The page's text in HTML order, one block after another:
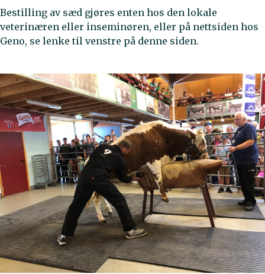
Bestilling av sæd gjøres enten hos den lokale
veterinæren eller inseminøren, eller på nettsiden hos
Geno, se lenke til venstre på denne siden.